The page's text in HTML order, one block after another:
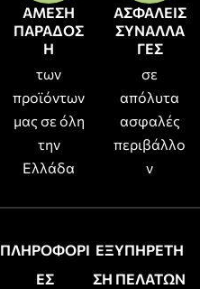
ΑΜΕΣΗ
ΠΑΡΑΔΟΣ
Η
των
προϊόντων
μας σε όλη
την
Ελλάδα
ΑΣΦΑΛΕΙΣ
ΣΥΝΑΛΛΑ
ΓΕΣ
σε
απόλυτα
ασφαλές
περιβάλλο
ν
ΠΛΗΡΟΦΟΡΙ
ΕΣ
ΕΞΥΠΗΡΕΤΗ
ΣΗ ΠΕΛΑΤΩΝ